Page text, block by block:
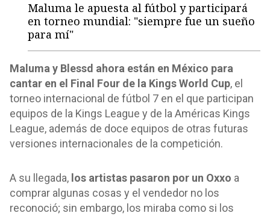
Maluma le apuesta al fútbol y participará
en torneo mundial: "siempre fue un sueño
para mí"
Maluma y Blessd ahora están en México para
cantar en el Final Four de la Kings World Cup, el
torneo internacional de fútbol 7 en el que participan
equipos de la Kings League y de la Américas Kings
League, además de doce equipos de otras futuras
versiones internacionales de la competición.
A su llegada, los artistas pasaron por un Oxxo a
comprar algunas cosas y el vendedor no los
reconoció; sin embargo, los miraba como si los